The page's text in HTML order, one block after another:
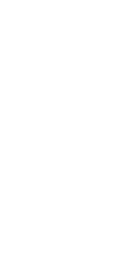
影响，是所在专业
至少独立出版过一
，研究成果为省